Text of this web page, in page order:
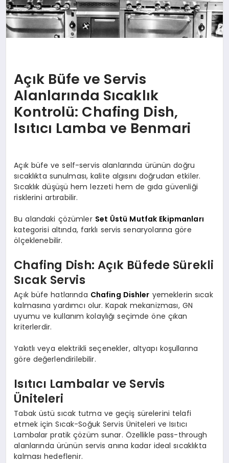
Açık Büfe ve Servis
Alanlarında Sıcaklık
Kontrolü: Chafing Dish,
Isıtıcı Lamba ve Benmari
Açık büfe ve self-servis alanlarında ürünün doğru
sıcaklıkta sunulması, kalite algısını doğrudan etkiler.
Sıcaklık düşüşü hem lezzeti hem de gıda güvenliği
risklerini artırabilir.
Bu alandaki çözümler Set Üstü Mutfak Ekipmanları
kategorisi altında, farklı servis senaryolarına göre
ölçeklenebilir.
Chafing Dish: Açık Büfede Sürekli
Sıcak Servis
Açık büfe hatlarında Chafing Dishler yemeklerin sıcak
kalmasına yardımcı olur. Kapak mekanizması, GN
uyumu ve kullanım kolaylığı seçimde öne çıkan
kriterlerdir.
Yakıtlı veya elektrikli seçenekler, altyapı koşullarına
göre değerlendirilebilir.
Isıtıcı Lambalar ve Servis
Üniteleri
Tabak üstü sıcak tutma ve geçiş sürelerini telafi
etmek için Sıcak-Soğuk Servis Üniteleri ve Isıtıcı
Lambalar pratik çözüm sunar. Özellikle pass-through
alanlarında ürünün servis anına kadar ideal sıcaklıkta
kalması hedeflenir.